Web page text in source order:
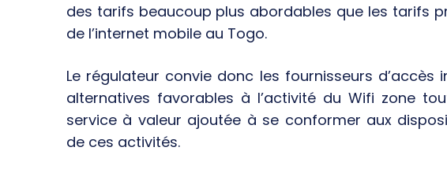
des tarifs beaucoup plus abordables que les tarifs
de l’internet mobile au Togo.
Le régulateur convie donc les fournisseurs
alternatives favorables à l’activité du Wifi zone
service à valeur ajoutée à se conformer aux
de ces activités.